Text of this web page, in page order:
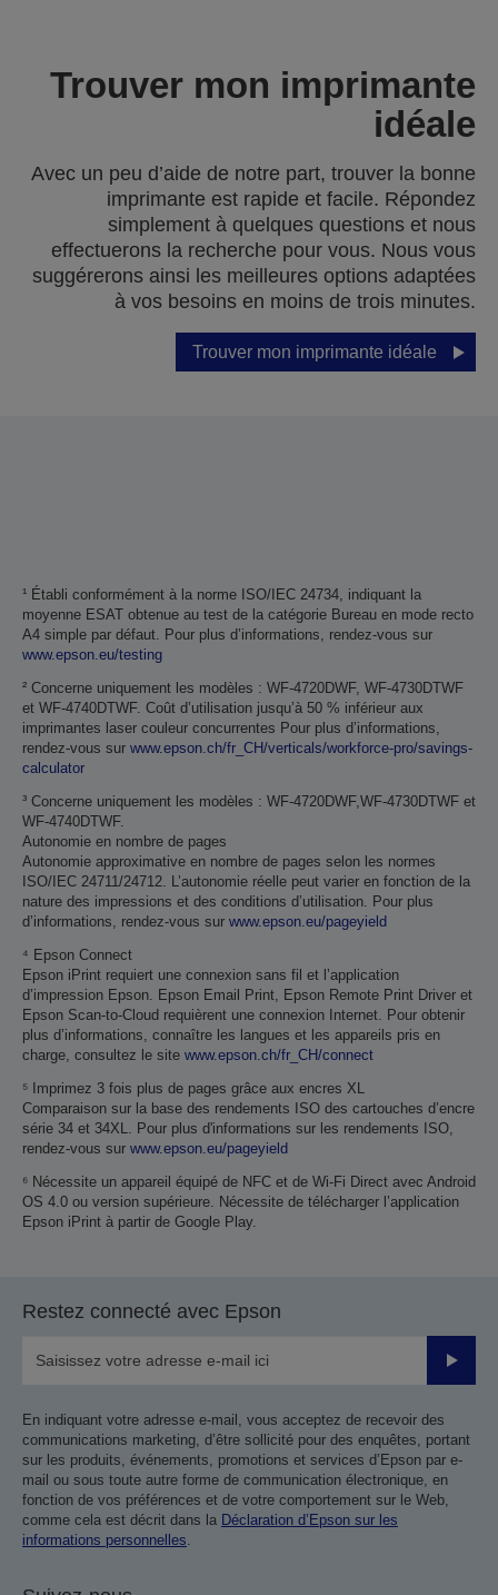
Trouver mon imprimante
idéale
Avec un peu d’aide de notre part, trouver la bonne
imprimante est rapide et facile. Répondez
simplement à quelques questions et nous
effectuerons la recherche pour vous. Nous vous
suggérerons ainsi les meilleures options adaptées
à vos besoins en moins de trois minutes.
Trouver mon imprimante idéale
¹ Établi conformément à la norme ISO/IEC 24734, indiquant la
moyenne ESAT obtenue au test de la catégorie Bureau en mode recto
A4 simple par défaut. Pour plus d’informations, rendez-vous sur
www.epson.eu/testing
² Concerne uniquement les modèles : WF-4720DWF, WF-4730DTWF
et WF-4740DTWF. Coût d’utilisation jusqu’à 50 % inférieur aux
imprimantes laser couleur concurrentes Pour plus d’informations,
rendez-vous sur www.epson.ch/fr_CH/verticals/workforce-pro/savings-
calculator
³ Concerne uniquement les modèles : WF-4720DWF,WF-4730DTWF et
WF-4740DTWF.
Autonomie en nombre de pages
Autonomie approximative en nombre de pages selon les normes
ISO/IEC 24711/24712. L’autonomie réelle peut varier en fonction de la
nature des impressions et des conditions d’utilisation. Pour plus
d’informations, rendez-vous sur www.epson.eu/pageyield
⁴ Epson Connect
Epson iPrint requiert une connexion sans fil et l’application
d’impression Epson. Epson Email Print, Epson Remote Print Driver et
Epson Scan-to-Cloud requièrent une connexion Internet. Pour obtenir
plus d’informations, connaître les langues et les appareils pris en
charge, consultez le site www.epson.ch/fr_CH/connect
⁵ Imprimez 3 fois plus de pages grâce aux encres XL
Comparaison sur la base des rendements ISO des cartouches d’encre
série 34 et 34XL. Pour plus d'informations sur les rendements ISO,
rendez-vous sur www.epson.eu/pageyield
⁶ Nécessite un appareil équipé de NFC et de Wi-Fi Direct avec Android
OS 4.0 ou version supérieure. Nécessite de télécharger l’application
Epson iPrint à partir de Google Play.
Restez connecté avec Epson
Valider
En indiquant votre adresse e-mail, vous acceptez de recevoir des
communications marketing, d’être sollicité pour des enquêtes, portant
sur les produits, événements, promotions et services d’Epson par e-
mail ou sous toute autre forme de communication électronique, en
fonction de vos préférences et de votre comportement sur le Web,
comme cela est décrit dans la Déclaration d’Epson sur les
informations personnelles.